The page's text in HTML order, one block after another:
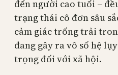
đến người cao tuổi –
trạng thái cô đơn sâu
cảm giác trống trải
đang gây ra vô số hệ
trọng đối với xã hội.